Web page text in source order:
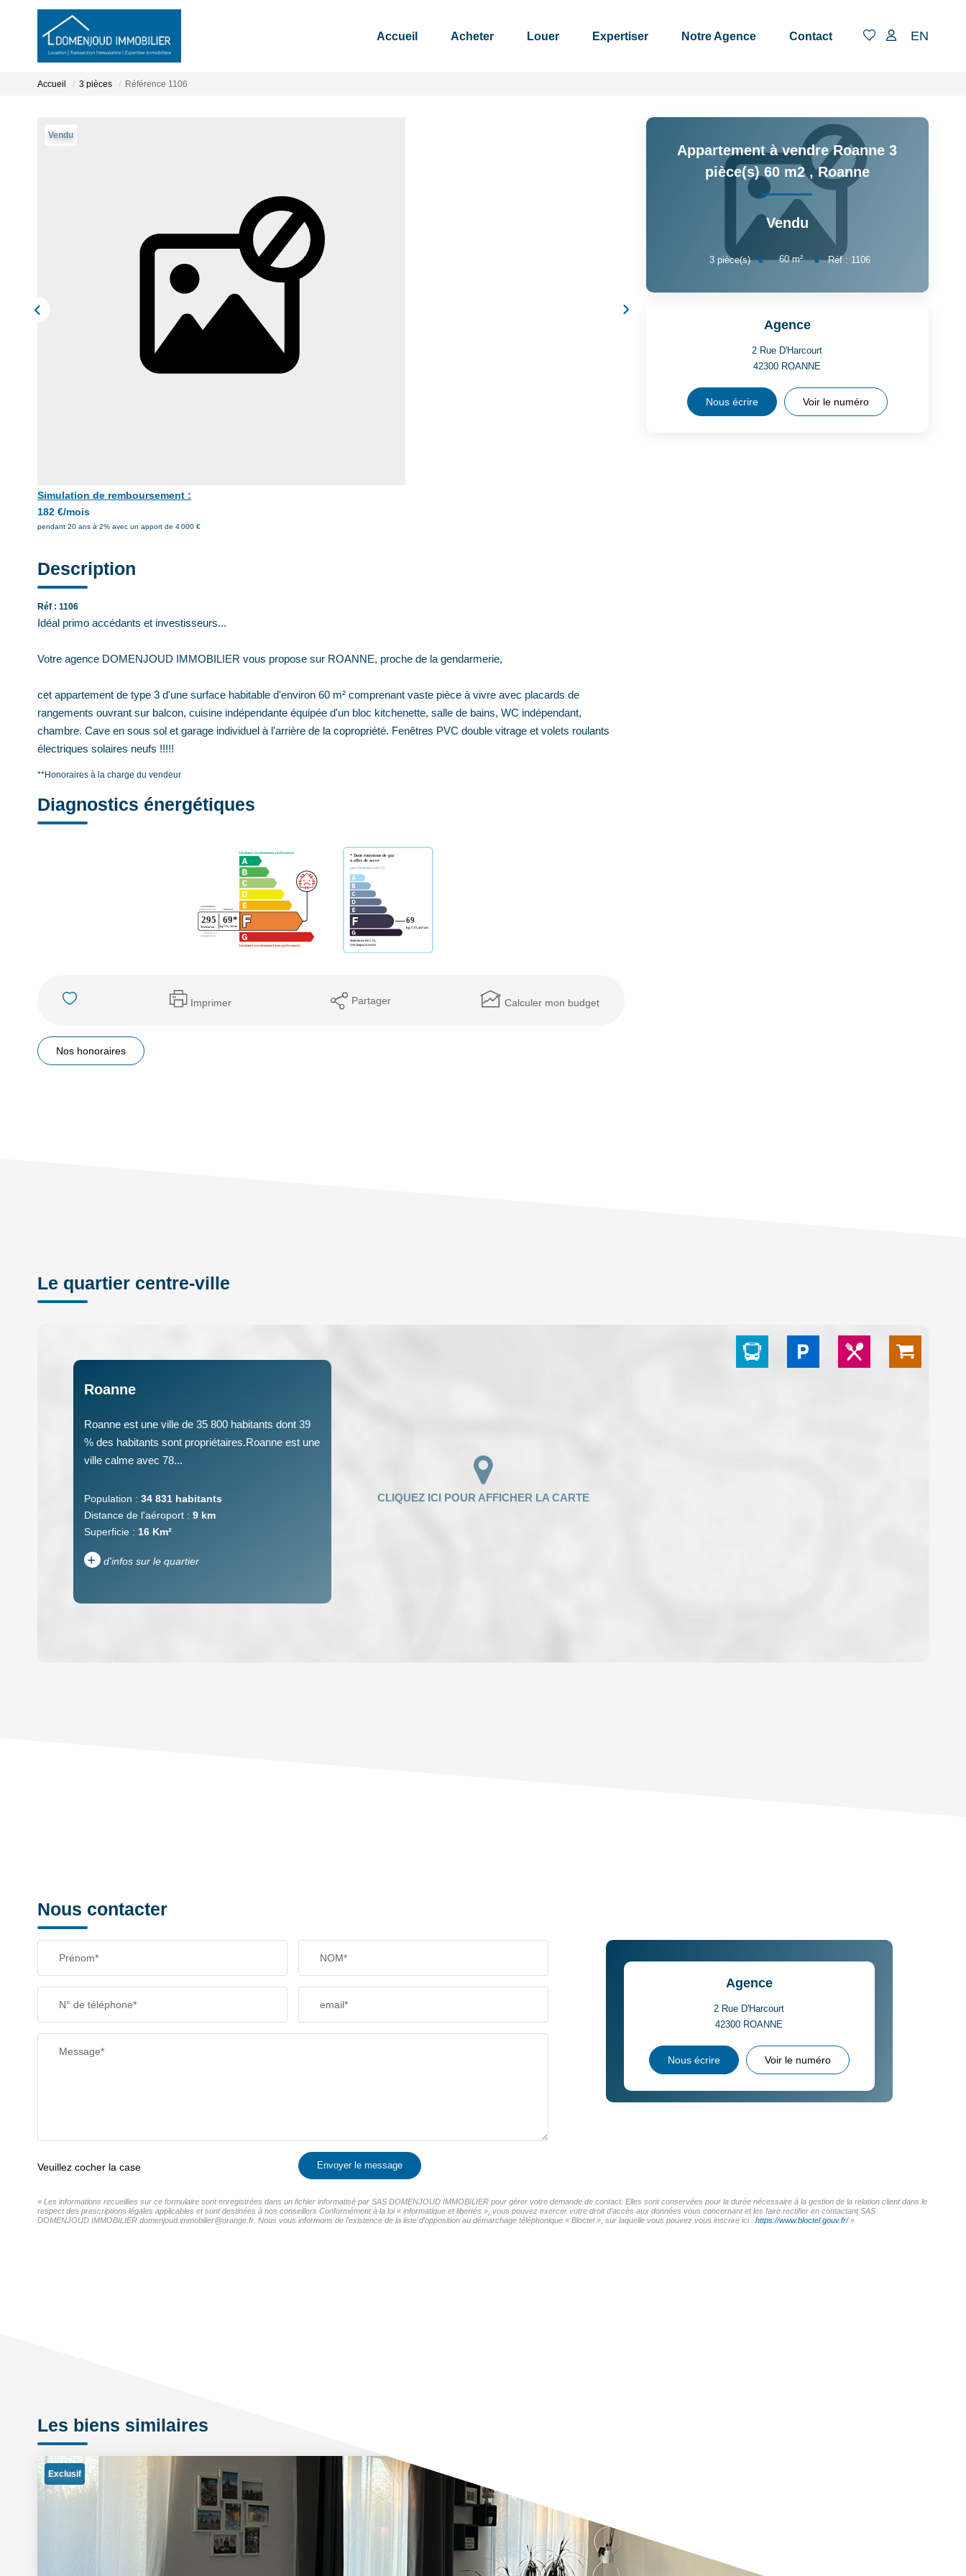
Accueil Acheter Louer Expertiser Notre Agence Contact EN
Accueil 3 pièces Référence 1106
Vendu
Simulation de remboursement :
182 €/mois
pendant 20 ans à 2% avec un apport de 4 000 €
Description
Réf : 1106
Idéal primo accédants et investisseurs...
Votre agence DOMENJOUD IMMOBILIER vous propose sur ROANNE, proche de la gendarmerie,
cet appartement de type 3 d'une surface habitable d'environ 60 m² comprenant vaste pièce à vivre avec placards de
rangements ouvrant sur balcon, cuisine indépendante équipée d'un bloc kitchenette, salle de bains, WC indépendant,
chambre. Cave en sous sol et garage individuel à l'arrière de la copropriété. Fenêtres PVC double vitrage et volets roulants
électriques solaires neufs !!!!!
**Honoraires à la charge du vendeur
Diagnostics énergétiques
Imprimer Partager Calculer mon budget
Nos honoraires
Appartement à vendre Roanne 3
pièce(s) 60 m2 ,Roanne
Vendu
3pièce(s) 60m² Réf : 1106
Agence
2 Rue D'Harcourt
42300 ROANNE
Nous écrire Voir le numéro
Le quartier centre-ville
Roanne
Roanne est une ville de 35 800 habitants dont 39
% des habitants sont propriétaires.Roanne est une
ville calme avec 78...
Population : 34 831 habitants
Distance de l'aéroport : 9 km
Superficie : 16 Km²
+ d'infos sur le quartier
Nous contacter
Prénom* NOM*
N° de téléphone* email*
Message*
Veuillez cocher la case Envoyer le message
Agence
2 Rue D'Harcourt
42300 ROANNE
Nous écrire Voir le numéro
« Les informations recueillies sur ce formulaire sont enregistrées dans un fichier informatisé par SAS DOMENJOUD IMMOBILIER pour gérer votre demande de contact. Elles sont conservées pour la durée nécessaire à la gestion de la relation client dans le
respect des prescriptions légales applicables et sont destinées à nos conseillers Conformément à la loi « informatique et libertés », vous pouvez exercer votre droit d'accès aux données vous concernant et les faire rectifier en contactant SAS
DOMENJOUD IMMOBILIER domenjoud.immobilier@orange.fr. Nous vous informons de l'existence de la liste d'opposition au démarchage téléphonique « Bloctel », sur laquelle vous pouvez vous inscrire ici : https://www.bloctel.gouv.fr/»
Les biens similaires
Exclusif